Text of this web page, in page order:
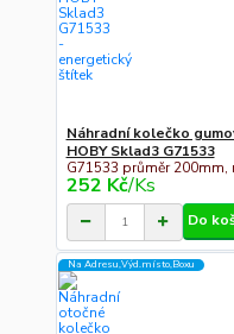
Náhradní kolečko
HOBY Sklad3 G71533
G71533 průměr
252 Kč/Ks
Do
Na Adresu,Výd.místo,Boxu